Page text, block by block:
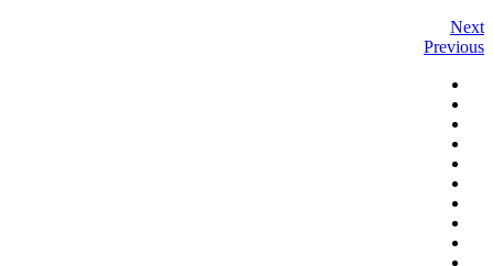
Next
Previous